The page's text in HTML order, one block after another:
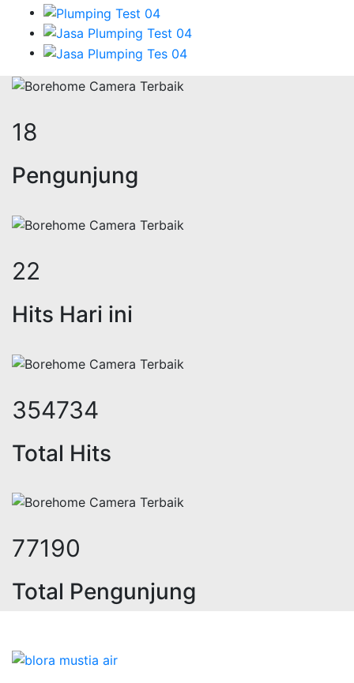
22
Pengunjung
27
Hits Hari ini
439870
Total Hits
95715
Total Pengunjung